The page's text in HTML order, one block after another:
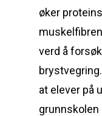
øker
verd å
at elever på
grunnskolen